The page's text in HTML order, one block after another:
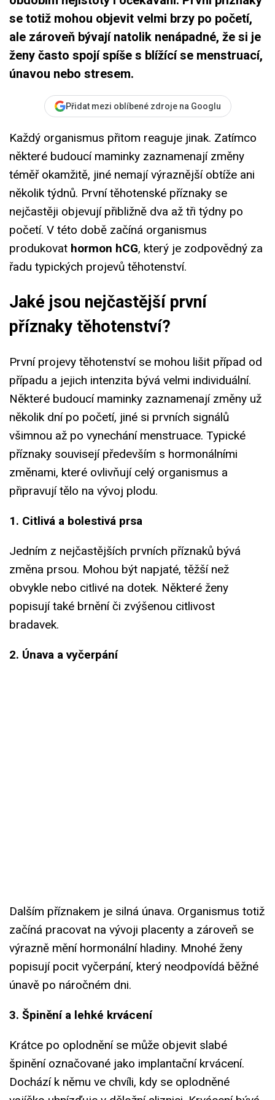
se totiž mohou objevit velmi brzy po početí,
ale zároveň bývají natolik nenápadné, že si je
ženy často spojí spíše s blížící se menstruací,
únavou nebo stresem.
Přidat mezi oblíbené zdroje na Googlu
Každý organismus přitom reaguje jinak. Zatímco
některé budoucí maminky zaznamenají změny
téměř okamžitě, jiné nemají výraznější obtíže ani
několik týdnů. První těhotenské příznaky se
nejčastěji objevují přibližně dva až tři týdny po
početí. V této době začíná organismus
produkovat hormon hCG, který je zodpovědný za
řadu typických projevů těhotenství.
Jaké jsou nejčastější první
příznaky těhotenství?
První projevy těhotenství se mohou lišit případ od
případu a jejich intenzita bývá velmi individuální.
Některé budoucí maminky zaznamenají změny už
několik dní po početí, jiné si prvních signálů
všimnou až po vynechání menstruace. Typické
příznaky souvisejí především s hormonálními
změnami, které ovlivňují celý organismus a
připravují tělo na vývoj plodu.
1. Citlivá a bolestivá prsa
Jedním z nejčastějších prvních příznaků bývá
změna prsou. Mohou být napjaté, těžší než
obvykle nebo citlivé na dotek. Některé ženy
popisují také brnění či zvýšenou citlivost
bradavek.
2. Únava a vyčerpání
Dalším příznakem je silná únava. Organismus totiž
začíná pracovat na vývoji placenty a zároveň se
výrazně mění hormonální hladiny. Mnohé ženy
popisují pocit vyčerpání, který neodpovídá běžné
únavě po náročném dni.
3. Špinění a lehké krvácení
Krátce po oplodnění se může objevit slabé
špinění označované jako implantační krvácení.
Dochází k němu ve chvíli, kdy se oplodněné